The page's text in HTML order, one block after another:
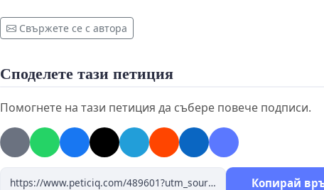
да доведе до повишена тревожност, затруднения в съня,
промени в поведението и дори до отказ да посещават
група ще бъде детето им всяка седмица, с кой персонал
общува и каква ще бъде средата, създава допълнително
Имайки предвид тези предизвикателства, бихме искали
отправим едноконкретно предложение, което
Свържете се с автора
Споделете тази петиция
Помогнете на тази петиция да събере повече подписи.
Копирай